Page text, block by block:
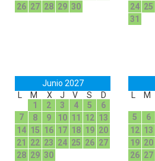
26 27 28 29 30
24 25
31
Junio 2027
L
M X J V S
D
1
2 3 4 5
6
7
8 9 10 11 12 13
14 15 16 17 18 19 20
21
22 23 24 25 26 27
28 29 30
L
M
5
6
12 13
19 20
26 27